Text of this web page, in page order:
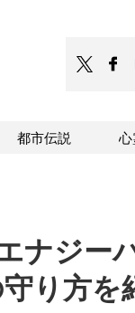
ナジー
り方を
都市伝説 心